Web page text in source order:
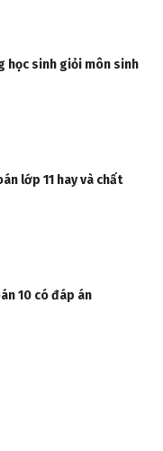
học sinh giỏi môn sinh
lớp 11 hay và chất
10 có đáp án